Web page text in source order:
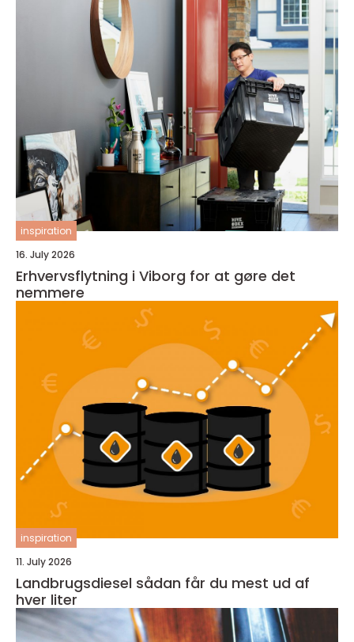
inspiration
16. July 2026
Erhvervsflytning i Viborg for at gøre det
nemmere
inspiration
11. July 2026
Landbrugsdiesel sådan får du mest ud af
hver liter